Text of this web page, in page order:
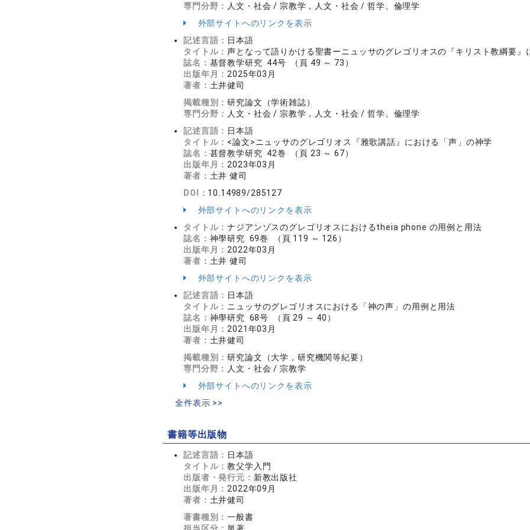
専門分野： 人文・社会 / 宗教学，人文・社会 / 哲学、倫理学
外部サイトへのリンクを表示
記述言語： 日本語
タイトル：声となって語りかける聖書ーニュッサのグレゴリオスの『キリスト教綱要』
誌名： 基督教学研究 44号 （頁 49 ～ 73）
出版年月： 2025年03月
著者： 土井健司
掲載種別：研究論文（学術雑誌）
専門分野： 人文・社会 / 宗教学，人文・社会 / 哲学、倫理学
記述言語： 日本語
タイトル： <論文>ニュッサのグレゴリオス『雅歌講話』における「声」の神学
誌名： 甚督教学研究 42巻 （頁 23 ～ 67）
出版年月： 2023年03月
著者： 土井 健司
DOI： 10.14989/285127
外部サイトへのリンクを表示
タイトル：ナジアンゾスのグレゴリオスにおけるtheia phone の用例と用法
誌名： 神學研究 69巻 （頁 119 ～ 126）
出版年月： 2022年03月
著者： 土井 健司
外部サイトへのリンクを表示
記述言語： 日本語
タイトル： ニュッサのグレゴリオスにおける「神の声」の用例と用法
誌名： 神學研究 68号 （頁 29 ～ 40）
出版年月： 2021年03月
著者： 土井健司
掲載種別：研究論文（大学，研究機関等紀要）
専門分野： 人文・社会 / 宗教学
外部サイトへのリンクを表示
全件表示 >>
書籍等出版物
記述言語： 日本語
タイトル：教父学入門
出版者・発行元： 新教出版社
出版年月： 2022年09月
著者： 土井健司
著書種別：一般書